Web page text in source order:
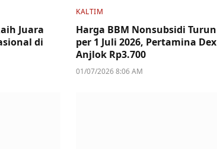
Juara
di
KALTIM
Harga BBM Nonsubsidi Turun
per 1 Juli 2026, Pertamina Dex
Anjlok Rp3.700
01/07/2026 8:06 AM